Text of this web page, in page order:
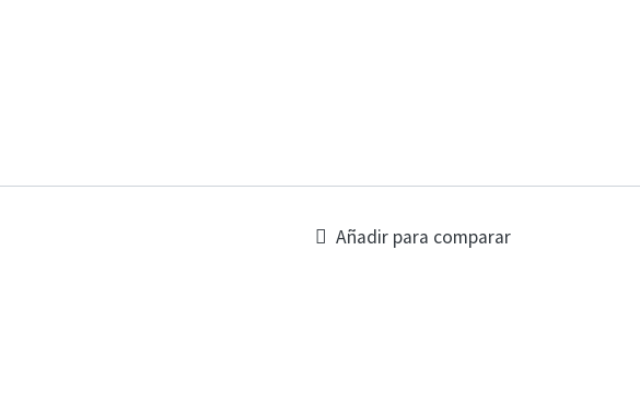
Añadir para comparar